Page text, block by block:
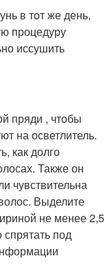
в тот же день,
процедуру
иссушить
пряди , чтобы
на осветлитель.
как долго
Также он
чувствительна
Выделите
не менее 2,5
под